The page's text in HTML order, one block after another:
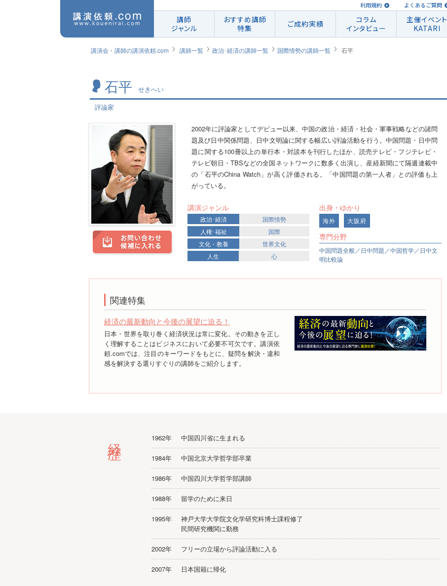
利用規約 よくあるご質問
講師
ジャンル
おすすめ講師
特集
ご成約実績
コラム
インタビュー
主催イベント
KATARI
講演会・講師の講演依頼.com 講師一覧 政治･経済の講師一覧 国際情勢の講師一覧 石平
石平 せきへい
評論家
2002年に評論家としてデビュー以来、中国の政治・経済・社会・軍事戦略などの諸問
題及び日中関係問題、日中文明論に関する幅広い評論活動を行う。中国問題・日中問
題に関する100冊以上の単行本・対談本を刊行したほか、読売テレビ・フジテレビ・
テレビ朝日・TBSなどの全国ネットワークに数多く出演し、産経新聞にて隔週連載中
の「石平のChina Watch」が高く評価される。「中国問題の第一人者」との評価も上
がっている。
講演ジャンル
政治･経済
国際情勢
人権･福祉
国際
文化・教養
世界文化
人生
心
出身・ゆかり
海外 大阪府
専門分野
中国問題全般／日中問題／中国哲学／日中文
明比較論
関連特集
経済の最新動向と今後の展望に迫る！
日本・世界を取り巻く経済状況は常に変化。その動きを正し
く理解することはビジネスにおいて必要不可欠です。講演依
頼.comでは、注目のキーワードをもとに、疑問を解決・違和
感を解決する選りすぐりの講師をご紹介します。
1962年 中国四川省に生まれる
1984年 中国北京大学哲学部卒業
1986年 中国四川大学哲学部講師
1988年 留学のために来日
1995年
神戸大学大学院文化学研究科博士課程修了
民間研究機関に勤務
2002年 フリーの立場から評論活動に入る
2007年 日本国籍に帰化